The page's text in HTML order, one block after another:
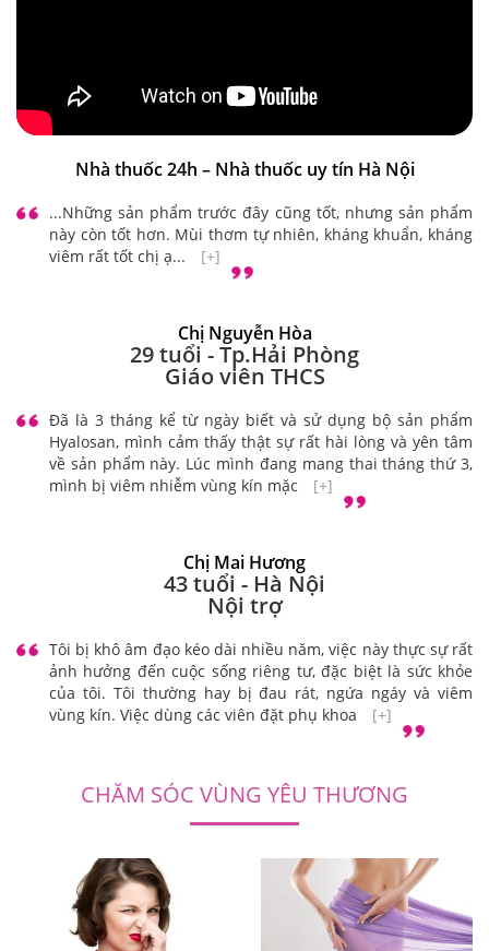
Nhà thuốc 24h – Nhà thuốc uy tín Hà Nội
...Những sản phẩm trước đây cũng tốt, nhưng sản phẩm
này còn tốt hơn. Mùi thơm tự nhiên, kháng khuẩn, kháng
viêm rất tốt chị ạ...
[+]
Chị Nguyễn Hòa
29 tuổi - Tp.Hải Phòng
Giáo viên THCS
Đã là 3 tháng kể từ ngày biết và sử dụng bộ sản phẩm
Hyalosan, mình cảm thấy thật sự rất hài lòng và yên tâm
về sản phẩm này. Lúc mình đang mang thai tháng thứ 3,
mình bị viêm nhiễm vùng kín mặc
[+]
Chị Mai Hương
43 tuổi - Hà Nội
Nội trợ
Tôi bị khô âm đạo kéo dài nhiều năm, việc này thực sự rất
ảnh hưởng đến cuộc sống riêng tư, đặc biệt là sức khỏe
của tôi. Tôi thường hay bị đau rát, ngứa ngáy và viêm
vùng kín. Việc dùng các viên đặt phụ khoa
[+]
CHĂM SÓC VÙNG YÊU THƯƠNG